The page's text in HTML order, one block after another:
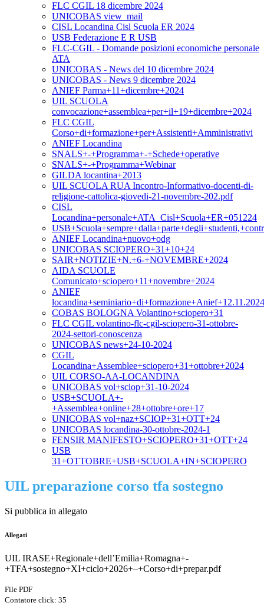
FLC CGIL 18 dicembre 2024
UNICOBAS view_mail
CISL Locandina Cisl Scuola ER 2024
USB Federazione E R USB
FLC-CGIL - Domande posizioni economiche personale
ATA
UNICOBAS - News del 10 dicembre 2024
UNICOBAS - News 9 dicembre 2024
ANIEF Parma+11+dicembre+2024
UIL SCUOLA
convocazione+assemblea+per+il+19+dicembre+2024
FLC CGIL
Corso+di+formazione+per+Assistenti+Amministrativi
ANIEF Locandina
SNALS+-+Programma+-+Schede+operative
SNALS+-+Programma+Webinar
GILDA locantina+2013
UIL SCUOLA RUA Incontro-Informativo-docenti-di-
religione-cattolica-giovedi-21-novembre-202.pdf
CISL
Locandina+personale+ATA_Cisl+Scuola+ER+051224
ANIEF Locandina+nuovo+odg
UNICOBAS SCIOPERO+31+10+24
SAIR+NOTIZIE+N.+6-+NOVEMBRE+2024
AIDA SCUOLE
Comunicato+sciopero+11+novembre+2024
ANIEF
COBAS BOLOGNA Volantino+sciopero+31
FLC CGIL volantino-flc-cgil-sciopero-31-ottobre-
2024-settori-conoscenza
UNICOBAS news+24-10-2024
CGIL
Locandina+Assemblee+sciopero+31+ottobre+2024
UIL CORSO-AA-LOCANDINA
UNICOBAS vol+sciop+31-10-2024
USB+SCUOLA+-
+Assemblea+online+28+ottobre+ore+17
UNICOBAS vol+naz+SCIOP+31+OTT+24
UNICOBAS locandina-30-ottobre-2024-1
FENSIR MANIFESTO+SCIOPERO+31+OTT+24
USB
31+OTTOBRE+USB+SCUOLA+IN+SCIOPERO
UIL preparazione corso tfa sostegno
Si pubblica in allegato
Allegati
UIL IRASE+Regionale+dell’Emilia+Romagna+-
+TFA+sostegno+XI+ciclo+2026+–+Corso+di+prepar.pdf
File PDF
Contatore click: 35